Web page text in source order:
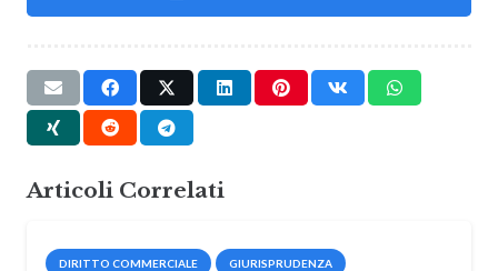
Articoli Correlati
DIRITTO COMMERCIALE GIURISPRUDENZA